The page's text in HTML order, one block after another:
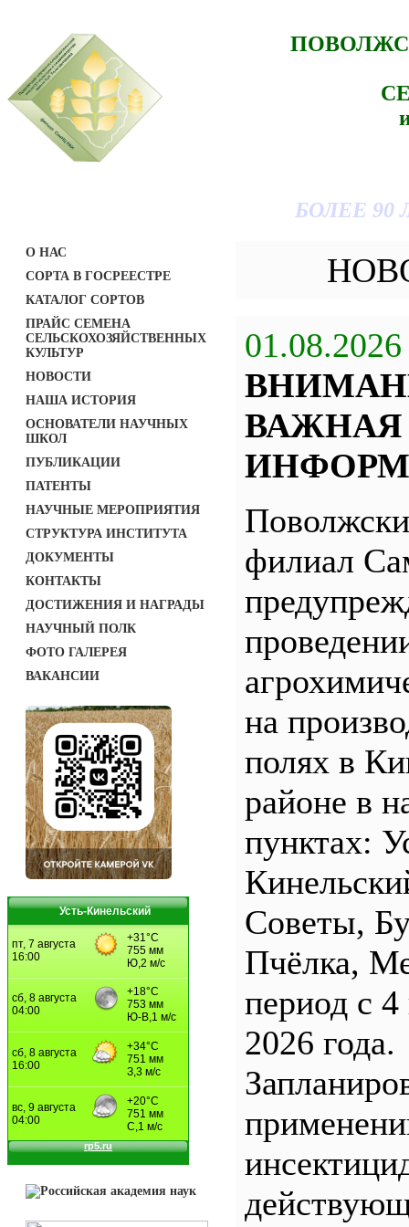
БОЛЕЕ
О НАС
СОРТА В ГОСРЕЕСТРЕ
КАТАЛОГ СОРТОВ
ПРАЙС СЕМЕНА
СЕЛЬСКОХОЗЯЙСТВЕННЫХ
КУЛЬТУР
НОВОСТИ
НАША ИСТОРИЯ
ОСНОВАТЕЛИ НАУЧНЫХ
ШКОЛ
ПУБЛИКАЦИИ
ПАТЕНТЫ
НАУЧНЫЕ МЕРОПРИЯТИЯ
СТРУКТУРА ИНСТИТУТА
ДОКУМЕНТЫ
КОНТАКТЫ
ДОСТИЖЕНИЯ И НАГРАДЫ
НАУЧНЫЙ ПОЛК
ФОТО ГАЛЕРЕЯ
ВАКАНСИИ
Усть-Кинельский
01.08.2026
ВАЖНАЯ
филиал
на
полях в
районе в
пунктах:
Советы,
Пчёлка,
период с 4
2026 года.